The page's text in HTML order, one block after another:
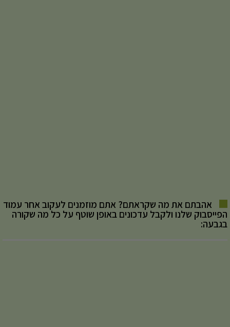
אהבתם את מה שקראתם? אתם מוזמנים לעקוב אחר עמוד
הפייסבוק שלנו ולקבל עדכונים באופן שוטף על כל מה שקורה
בגבעה: